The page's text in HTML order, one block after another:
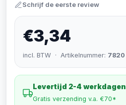
Schrijf de eerste review
€3,34
incl. BTW · Artikelnummer: 7820
Levertijd 2-4 werkdagen
Gratis verzending v.a. €70*